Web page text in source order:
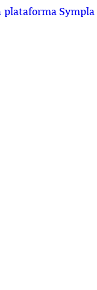
plataforma Sympla